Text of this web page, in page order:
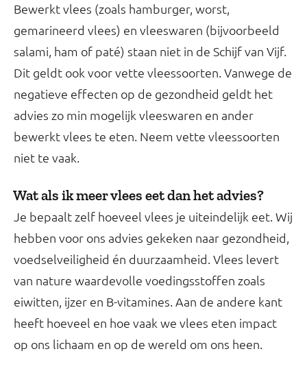
Bewerkt vlees (zoals hamburger, worst,
gemarineerd vlees) en vleeswaren (bijvoorbeeld
salami, ham of paté) staan niet in de Schijf van Vijf.
Dit geldt ook voor vette vleessoorten. Vanwege de
negatieve effecten op de gezondheid geldt het
advies zo min mogelijk vleeswaren en ander
bewerkt vlees te eten. Neem vette vleessoorten
niet te vaak.
Wat als ik meer vlees eet dan het advies?
Je bepaalt zelf hoeveel vlees je uiteindelijk eet. Wij
hebben voor ons advies gekeken naar gezondheid,
voedselveiligheid én duurzaamheid. Vlees levert
van nature waardevolle voedingsstoffen zoals
eiwitten, ijzer en B-vitamines. Aan de andere kant
heeft hoeveel en hoe vaak we vlees eten impact
op ons lichaam en op de wereld om ons heen.